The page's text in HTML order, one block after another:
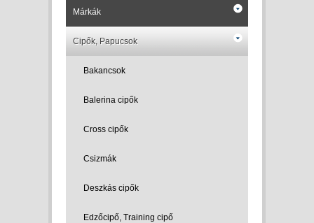
Márkák
Cipők, Papucsok
Bakancsok
Balerina cipők
Cross cipők
Csizmák
Deszkás cipők
Edzőcipő, Training cipő